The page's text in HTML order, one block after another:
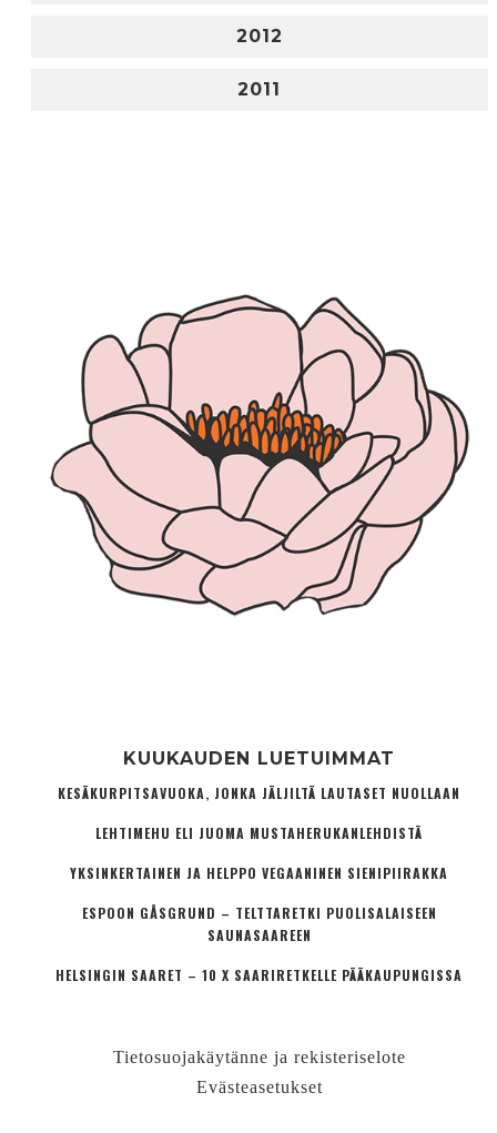
2012
2011
KUUKAUDEN LUETUIMMAT
KESÄKURPITSAVUOKA, JONKA JÄLJILTÄ LAUTASET NUOLLAAN
LEHTIMEHU ELI JUOMA MUSTAHERUKANLEHDISTÄ
YKSINKERTAINEN JA HELPPO VEGAANINEN SIENIPIIRAKKA
ESPOON GÅSGRUND – TELTTARETKI PUOLISALAISEEN
SAUNASAAREEN
HELSINGIN SAARET – 10 X SAARIRETKELLE PÄÄKAUPUNGISSA
Tietosuojakäytänne ja rekisteriselote
Evästeasetukset